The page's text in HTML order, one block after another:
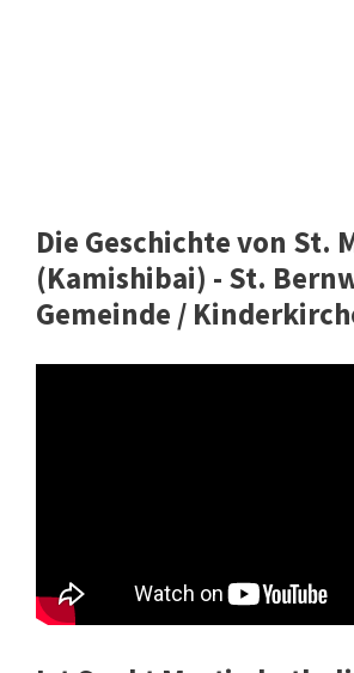
Die Geschichte von St.
(Kamishibai) - St.
Gemeinde /